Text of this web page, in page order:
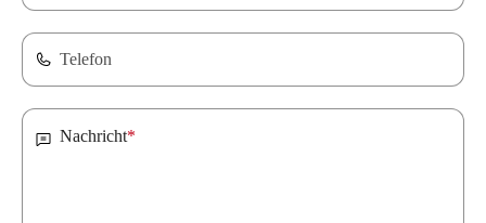
Telefon
Nachricht*